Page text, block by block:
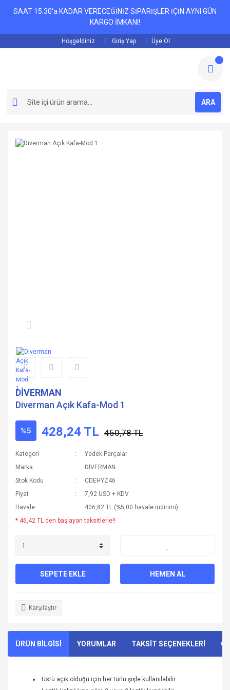
SAAT 15:30'a KADAR VERECEĞİNİZ SİPARİŞLER İÇİN AYNI GÜN
KARGO İMKANI!
Hoşgeldiniz Giriş Yap Üye Ol
ARA
DİVERMAN
Diverman Açık Kafa-Mod 1
%5 428,24 TL 450,78 TL
Kategori
Yedek Parçalar
Marka
DİVERMAN
Stok Kodu
CDEHYZ46
Fiyat
7,92 USD + KDV
Havale
406,82 TL (%5,00 havale indirimi)
* 46,42 TL den başlayan taksitlerle!!
SEPETE EKLE HEMEN AL
Karşılaştır
ÜRÜN BİLGİSİ YORUMLAR TAKSİT SEÇENEKLERİ
Üstü açık olduğu için her türlü şişle kullanılabilir